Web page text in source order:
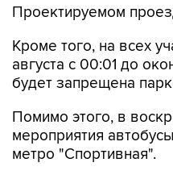
Проектируемом
Кроме того, на всех
августа с 00:01 до
будет запрещена
Помимо этого, в
мероприятия
метро "Спортивная".